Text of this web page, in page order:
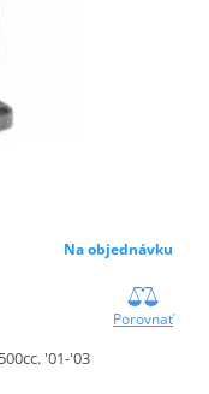
Na objednávku
Porovnať
'01-'03